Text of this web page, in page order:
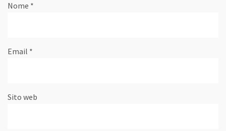
Nome *
Email *
Sito web